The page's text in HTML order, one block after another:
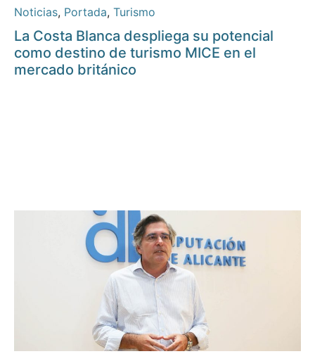
Noticias, Portada, Turismo
La Costa Blanca despliega su potencial
como destino de turismo MICE en el
mercado británico